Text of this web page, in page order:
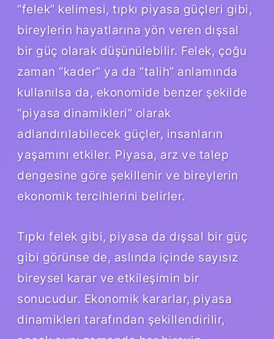
“felek” kelimesi, tıpkı piyasa güçleri gibi,
bireylerin hayatlarına yön veren dışsal
bir güç olarak düşünülebilir. Felek, çoğu
zaman “kader” ya da “talih” anlamında
kullanılsa da, ekonomide benzer şekilde
“piyasa dinamikleri” olarak
adlandırılabilecek güçler, insanların
yaşamını etkiler. Piyasa, arz ve talep
dengesine göre şekillenir ve bireylerin
ekonomik tercihlerini belirler.
Tıpkı felek gibi, piyasa da dışsal bir güç
gibi görünse de, aslında içinde sayısız
bireysel karar ve etkileşimin bir
sonucudur. Ekonomik kararlar, piyasa
dinamikleri tarafından şekillendirilir,